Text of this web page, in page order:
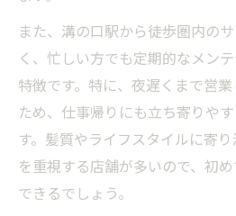
また、溝の口駅から徒歩圏内の
く、忙しい方でも定期的なメン
特徴です。特に、夜遅くまで営
ため、仕事帰りにも立ち寄りや
す。髪質やライフスタイルに寄
を重視する店舗が多いので、初
できるでしょう。